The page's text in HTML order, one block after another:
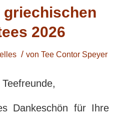
griechischen
2026
/ vonTee Contor Speyer
Dankeschön für Ihre